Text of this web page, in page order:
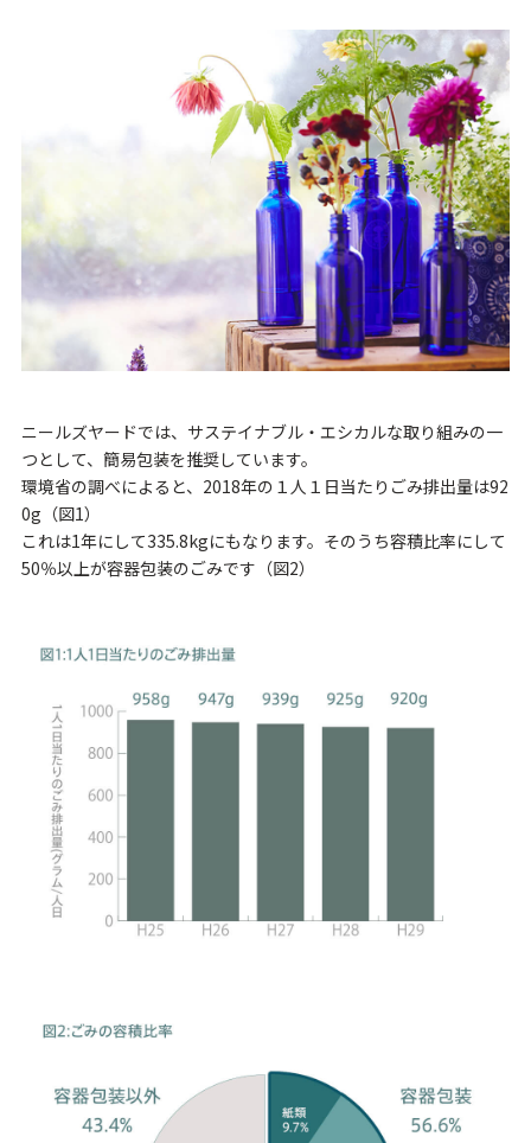
ニールズヤードでは、サステイナブル・エシカルな取り組みの一
つとして、簡易包装を推奨しています。
環境省の調べによると、2018年の１人１日当たりごみ排出量は92
0g（図1）
これは1年にして335.8kgにもなります。そのうち容積比率にして
50％以上が容器包装のごみです（図2）